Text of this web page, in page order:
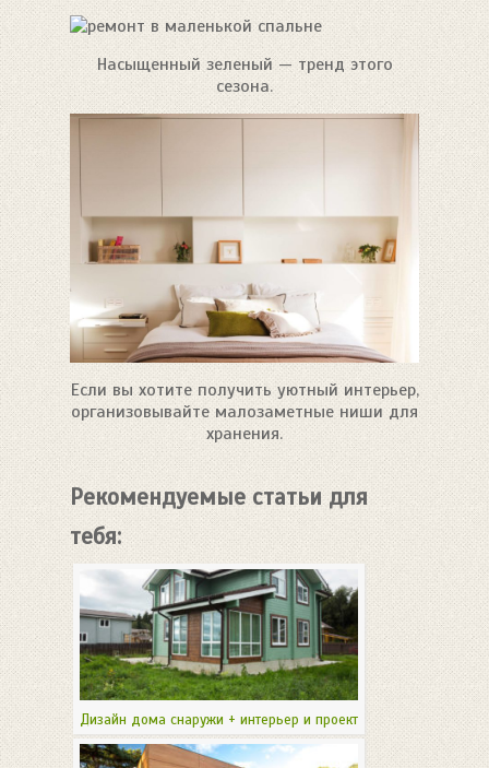
Насыщенный зеленый — тренд этого
сезона.
Если вы хотите получить уютный интерьер,
организовывайте малозаметные ниши для
хранения.
Рекомендуемые статьи для
тебя:
Дизайн дома снаружи + интерьер и проект